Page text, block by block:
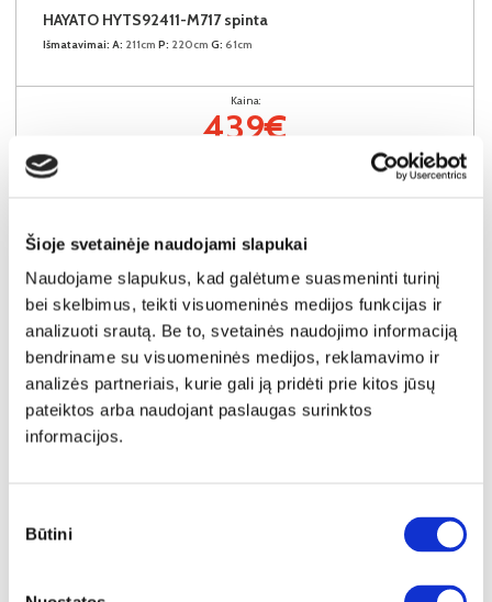
Šioje svetainėje naudojami slapukai
Naudojame slapukus, kad galėtume suasmeninti turinį
bei skelbimus, teikti visuomeninės medijos funkcijas ir
analizuoti srautą. Be to, svetainės naudojimo informaciją
bendriname su visuomeninės medijos, reklamavimo ir
analizės partneriais, kurie gali ją pridėti prie kitos jūsų
pateiktos arba naudojant paslaugas surinktos
informacijos.
pasirinkimas
Būtini
HAYATO HYTS92411-M717 spinta
Išmatavimai: A: 211cm P: 220cm G: 61cm
Kaina:
439€